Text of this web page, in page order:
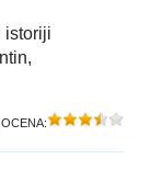
istoriji
, OCENA: